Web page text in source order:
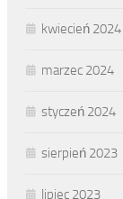
kwiecień 2024
marzec 2024
styczeń 2024
sierpień 2023
lipiec 2023